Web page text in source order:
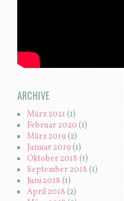
ARCHIVE
März 2021(1)
Februar 2020 (1)
März 2019 (2)
Januar 2019 (1)
Oktober 2018 (1)
September 2018 (1)
Juni 2018 (1)
April 2018 (2)